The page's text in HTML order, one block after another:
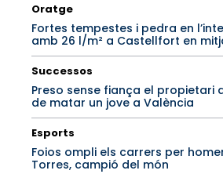
Oratge
Fortes tempestes i pedra en
amb 26 l/m² a Castellfort en
Successos
Preso sense fiança el propietari
de matar un jove a València
Esports
Foios ompli els carrers per
Torres, campió del món